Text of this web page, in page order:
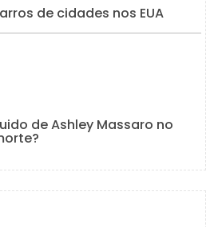
de cidades nos EUA
de Ashley Massaro no